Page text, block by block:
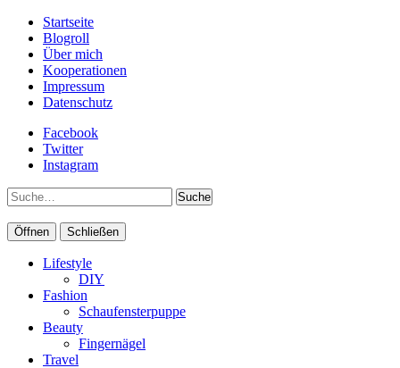
Startseite
Blogroll
Über mich
Kooperationen
Impressum
Datenschutz
Facebook
Twitter
Instagram
Suche
Öffnen Schließen
Lifestyle
DIY
Fashion
Schaufensterpuppe
Beauty
Fingernägel
Travel